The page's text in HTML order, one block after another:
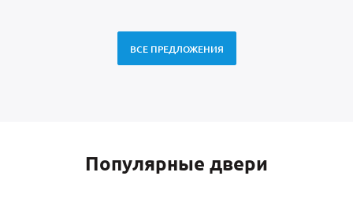
ВСЕ ПРЕДЛОЖЕНИЯ
Популярные двери